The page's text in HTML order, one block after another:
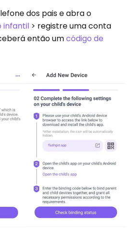
dos pais e abra o
infantil > registre uma conta
então umcódigo de